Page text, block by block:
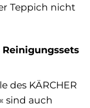
Teppich nicht
des KÄRCHER
sind auch